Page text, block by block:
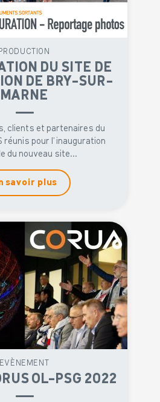
PRODUCTION
DU SITE DE
DE BRY-SUR-
MARNE
clients et partenaires du
réunis pour l' inauguration
du nouveau site...
savoir plus
EVÈNEMENT
OL-PSG 2022